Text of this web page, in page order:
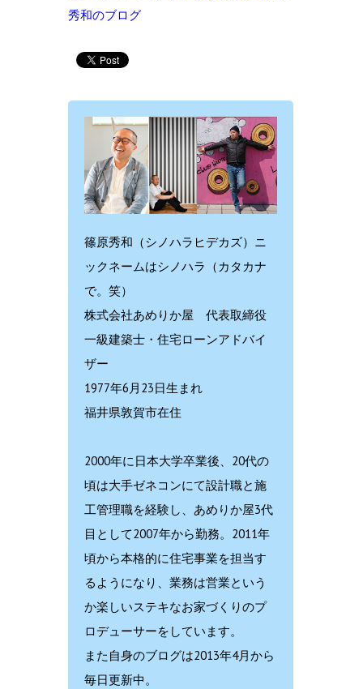
秀和のブログ
篠原秀和（シノハラヒデカズ）ニ
ックネームはシノハラ（カタカナ
で。笑）
株式会社あめりか屋 代表取締役
一級建築士・住宅ローンアドバイ
ザー
1977年6月23日生まれ
福井県敦賀市在住
2000年に日本大学卒業後、20代の
頃は大手ゼネコンにて設計職と施
工管理職を経験し、あめりか屋3代
目として2007年から勤務。2011年
頃から本格的に住宅事業を担当す
るようになり、業務は営業という
か楽しいステキなお家づくりのプ
ロデューサーをしています。
また自身のブログは2013年4月から
毎日更新中。